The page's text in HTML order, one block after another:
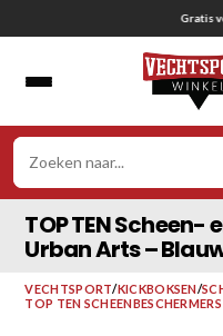
naar
Gratis
TOP TEN
Urban Arts –
VECHTSPORT/KICKBOKSEN/
TOP TEN SCHEENBESCHERMERS